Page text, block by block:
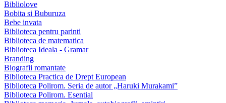
Bibliolove
Bobita si Buburuza
Bebe invata
Biblioteca pentru parinti
Biblioteca de matematica
Biblioteca Ideala - Gramar
Branding
Biografii romantate
Biblioteca Practica de Drept European
Biblioteca Polirom. Seria de autor „Haruki Murakami”
Biblioteca Polirom. Esential